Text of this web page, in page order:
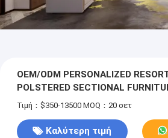
OEM/ODM PERSONALIZED
POLSTERED SECTIONAL
στερεό ξύλο/πλεϊούχο στην
Τιμή：$350-13500 MOQ：20 σετ
Καλύτερη τιμή